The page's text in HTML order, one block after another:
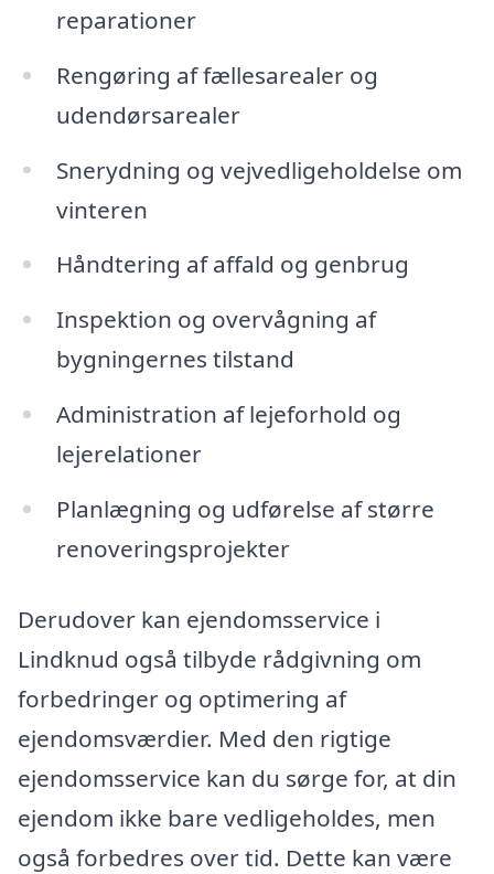
reparationer
Rengøring af fællesarealer og
udendørsarealer
Snerydning og vejvedligeholdelse om
vinteren
Håndtering af affald og genbrug
Inspektion og overvågning af
bygningernes tilstand
Administration af lejeforhold og
lejerelationer
Planlægning og udførelse af større
renoveringsprojekter
Derudover kan ejendomsservice i
Lindknud også tilbyde rådgivning om
forbedringer og optimering af
ejendomsværdier. Med den rigtige
ejendomsservice kan du sørge for, at din
ejendom ikke bare vedligeholdes, men
også forbedres over tid. Dette kan være